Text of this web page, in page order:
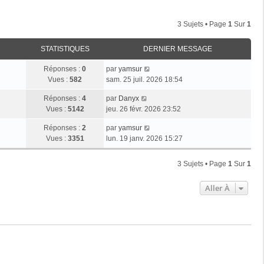
3 Sujets • Page 1 Sur 1
STATISTIQUES DERNIER MESSAGE
Réponses : 0
Vues : 582
par yamsur
sam. 25 juil. 2026 18:54
Réponses : 4
Vues : 5142
par Danyx
jeu. 26 févr. 2026 23:52
Réponses : 2
Vues : 3351
par yamsur
lun. 19 janv. 2026 15:27
3 Sujets • Page 1 Sur 1
Aller À